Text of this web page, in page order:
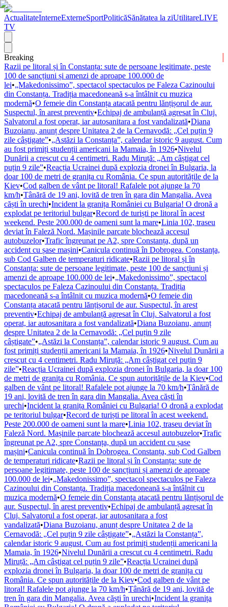
ActualitateInterneExterneSportPoliticăSănătatea la ziUtilitareLIVE
TV
Breaking
Razii pe litoral și în Constanța: sute de persoane legitimate, peste
100 de sancțiuni și amenzi de aproape 100.000 de
lei•„Makedonissimo”, spectacol spectaculos pe Faleza Cazinoului
din Constanța. Tradiția macedoneană s-a întâlnit cu muzica
modernă•O femeie din Constanța atacată pentru lănțișorul de aur.
Suspectul, în arest preventiv•Echipaj de ambulanță agresat în Cluj.
Salvatorul a fost operat, iar autosanitara a fost vandalizată•Diana
Buzoianu, anunț despre Unitatea 2 de la Cernavodă: „Cel puțin 9
zile câștigate”•„Astăzi la Constanța”, calendar istoric 9 august. Cum
au fost primiți studenții americani la Mamaia, în 1926•Nivelul
Dunării a crescut cu 4 centimetri. Radu Miruță: „Am câștigat cel
puțin 9 zile”•Reacția Ucrainei după explozia dronei în Bulgaria, la
doar 100 de metri de granița cu România. Ce spun autoritățile de la
Kiev•Cod galben de vânt pe litoral! Rafalele pot ajunge la 70
km/h•Tânără de 19 ani, lovită de tren în gara din Mangalia. Avea
căști în urechi•Incident la granița României cu Bulgaria! O dronă a
explodat pe teritoriul bulgar•Record de turiști pe litoral în acest
weekend. Peste 200.000 de oameni sunt la mare•Linia 102, traseu
deviat în Faleză Nord. Mașinile parcate blochează accesul
autobuzelor•Trafic îngreunat pe A2, spre Constanța, după un
accident cu șase mașini•Canicula continuă în Dobrogea. Constanța,
sub Cod Galben de temperaturi ridicate•Razii pe litoral și în
Constanța: sute de persoane legitimate, peste 100 de sancțiuni și
amenzi de aproape 100.000 de lei•„Makedonissimo”, spectacol
spectaculos pe Faleza Cazinoului din Constanța. Tradiția
macedoneană s-a întâlnit cu muzica modernă•O femeie din
Constanța atacată pentru lănțișorul de aur. Suspectul, în arest
preventiv•Echipaj de ambulanță agresat în Cluj. Salvatorul a fost
operat, iar autosanitara a fost vandalizată•Diana Buzoianu, anunț
despre Unitatea 2 de la Cernavodă: „Cel puțin 9 zile
câștigate”•„Astăzi la Constanța”, calendar istoric 9 august. Cum au
fost primiți studenții americani la Mamaia, în 1926•Nivelul Dunării a
crescut cu 4 centimetri. Radu Miruță: „Am câștigat cel puțin 9
zile”•Reacția Ucrainei după explozia dronei în Bulgaria, la doar 100
de metri de granița cu România. Ce spun autoritățile de la Kiev•Cod
galben de vânt pe litoral! Rafalele pot ajunge la 70 km/h•Tânără de
19 ani, lovită de tren în gara din Mangalia. Avea căști în
urechi•Incident la granița României cu Bulgaria! O dronă a explodat
pe teritoriul bulgar•Record de turiști pe litoral în acest weekend.
Peste 200.000 de oameni sunt la mare•Linia 102, traseu deviat în
Faleză Nord. Mașinile parcate blochează accesul autobuzelor•Trafic
îngreunat pe A2, spre Constanța, după un accident cu șase
mașini•Canicula continuă în Dobrogea. Constanța, sub Cod Galben
de temperaturi ridicate•Razii pe litoral și în Constanța: sute de
persoane legitimate, peste 100 de sancțiuni și amenzi de aproape
100.000 de lei•„Makedonissimo”, spectacol spectaculos pe Faleza
Cazinoului din Constanța. Tradiția macedoneană s-a întâlnit cu
muzica modernă•O femeie din Constanța atacată pentru lănțișorul de
aur. Suspectul, în arest preventiv•Echipaj de ambulanță agresat în
Cluj. Salvatorul a fost operat, iar autosanitara a fost
vandalizată•Diana Buzoianu, anunț despre Unitatea 2 de la
Cernavodă: „Cel puțin 9 zile câștigate”•„Astăzi la Constanța”,
calendar istoric 9 august. Cum au fost primiți studenții americani la
Mamaia, în 1926•Nivelul Dunării a crescut cu 4 centimetri. Radu
Miruță: „Am câștigat cel puțin 9 zile”•Reacția Ucrainei după
explozia dronei în Bulgaria, la doar 100 de metri de granița cu
România. Ce spun autoritățile de la Kiev•Cod galben de vânt pe
litoral! Rafalele pot ajunge la 70 km/h•Tânără de 19 ani, lovită de
tren în gara din Mangalia. Avea căști în urechi•Incident la granița